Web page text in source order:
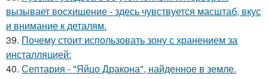
вызывает восхищение - здесь чувствуется масштаб, вкус
и внимание к деталям.
39. Почему стоит использовать зону с хранением за
инсталляцией:
40. Септария - "Яйцо Дракона", найденное в земле.